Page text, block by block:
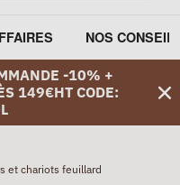
NOS
-10% +
149€HT CODE:
et chariots feuillard